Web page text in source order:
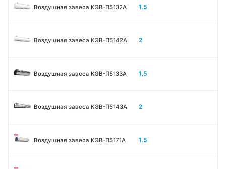
Воздушная завеса КЭВ-П5132А 1.5
Воздушная завеса КЭВ-П5142А 2
Воздушная завеса КЭВ-П5133A 1.5
Воздушная завеса КЭВ-П5143A 2
Воздушная завеса КЭВ-П5171А 1.5